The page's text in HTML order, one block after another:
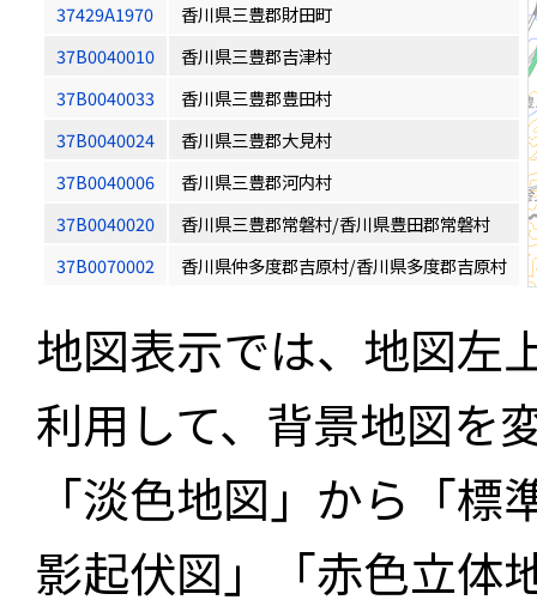
37429A1970
香川県三豊郡財田町
37B0040010
香川県三豊郡吉津村
37B0040033
香川県三豊郡豊田村
37B0040024
香川県三豊郡大見村
37B0040006
香川県三豊郡河内村
37B0040020
香川県三豊郡常磐村/香川県豊田郡常磐村
37B0070002
香川県仲多度郡吉原村/香川県多度郡吉原村
地図表示では、地図左
利用して、背景地図を
「淡色地図」から「
影起伏図」「赤色立体